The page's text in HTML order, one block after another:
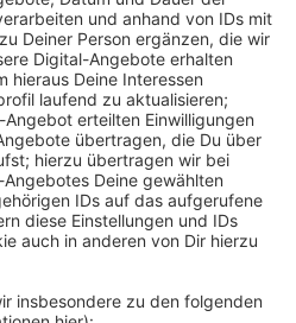
Vereinigten Königreich und
enthaltenen Hitsingles "Let
flankiert vom
Video, in dem Robbie einen
Einteiler und monochromes
legendäre "Angels", das
Ruhm als Solokünstler
heute meistverkaufte
Platte: "Ich freue mich sehr,